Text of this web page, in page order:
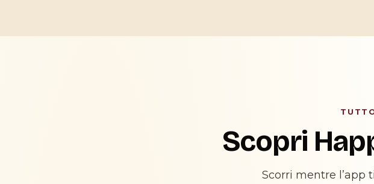
Scopri
Scorri mentre l’app